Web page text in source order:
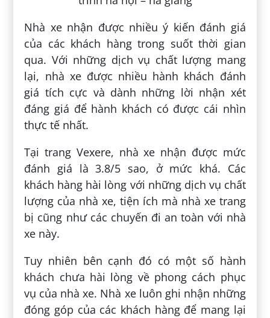
Nhà xe nhận được nhiều ý kiến đánh giá
của các khách hàng trong suốt thời gian
qua. Với những dịch vụ chất lượng mang
lại, nhà xe được nhiều hành khách đánh
giá tích cực và dành những lời nhận xét
đáng giá để hành khách có được cái nhìn
thực tế nhất.
Tại trang Vexere, nhà xe nhận được mức
đánh giá là 3.8/5 sao, ở mức khá. Các
khách hàng hài lòng với những dịch vụ chất
lượng của nhà xe, tiện ích mà nhà xe trang
bị cũng như các chuyến đi an toàn với nhà
xe này.
Tuy nhiên bên cạnh đó có một số hành
khách chưa hài lòng về phong cách phục
vụ của nhà xe. Nhà xe luôn ghi nhận những
đóng góp của các khách hàng để mang lại